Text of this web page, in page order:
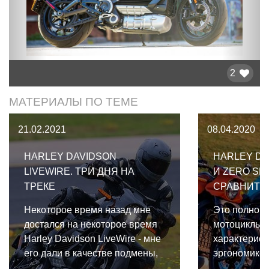
2
МАТЕРИАЛЫ ПО ТЕМЕ
21.02.2021
HARLEY DAVIDSON
LIVEWIRE. ТРИ ДНЯ НА
ТРЕКЕ
Некоторое время назад мне
достался на некоторое время
Harley Davidson LiveWire - мне
его дали в качестве подмены,
08.04.2020
HARLEY
И ZERO
Это
мотоциклы,